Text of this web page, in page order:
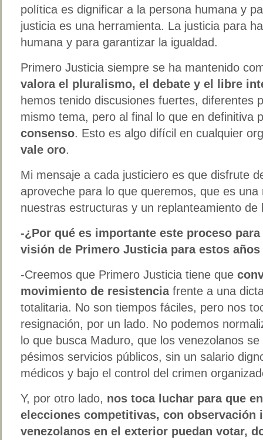
política es dignificar a la persona humana y
justicia es una herramienta. La justicia para
humana y para garantizar la igualdad.
Primero Justicia siempre se ha mantenido
valora el pluralismo, el debate y el libre
hemos tenido discusiones fuertes, diferentes
mismo tema, pero al final lo que en definitiva
consenso. Esto es algo difícil en cualquier
vale oro.
Mi mensaje a cada justiciero es que disfrute
aproveche para lo que queremos, que es
nuestras estructuras y un replanteamiento de
-¿Por qué es importante este proceso
visión de Primero Justicia para estos años
-Creemos que Primero Justicia tiene que
movimiento de resistenciafrente a una
totalitaria. No son tiempos fáciles, pero nos
resignación, por un lado. No podemos
lo que busca Maduro, que los venezolanos
pésimos servicios públicos, sin un salario
médicos y bajo el control del crimen
Y, por otro lado, nos toca luchar para que
elecciones competitivas, con observación
venezolanos en el exterior puedan votar,